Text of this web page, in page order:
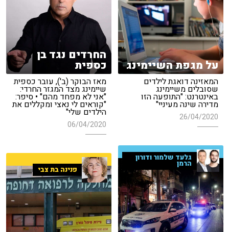
על מגפת השיימינג
המאזינה דואגת לילדים
שסובלים משיימינג
באינטרנט: "התופעה הזו
מדירה שינה מעיניי"
26/04/2020
החרדים נגד בן
כספית
מאז הבוקר (ב'), עובר כספית
שיימינג מצד המגזר החרדי:
"אני לא מפחד מהם" • סיפר:
"קוראים לי נאצי ומקללים את
הילדים שלי"
06/04/2020
גלעד שלמור ודורון
הרמן
פנינה בת צבי